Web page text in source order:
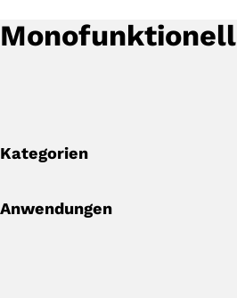
Monofunktionell
Kategorien
Anwendungen